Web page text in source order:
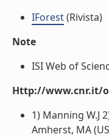
IForest(Rivista)
Note
ISI Web of
Http://www.cnr.it/
1) Manning W.J
Amherst, MA